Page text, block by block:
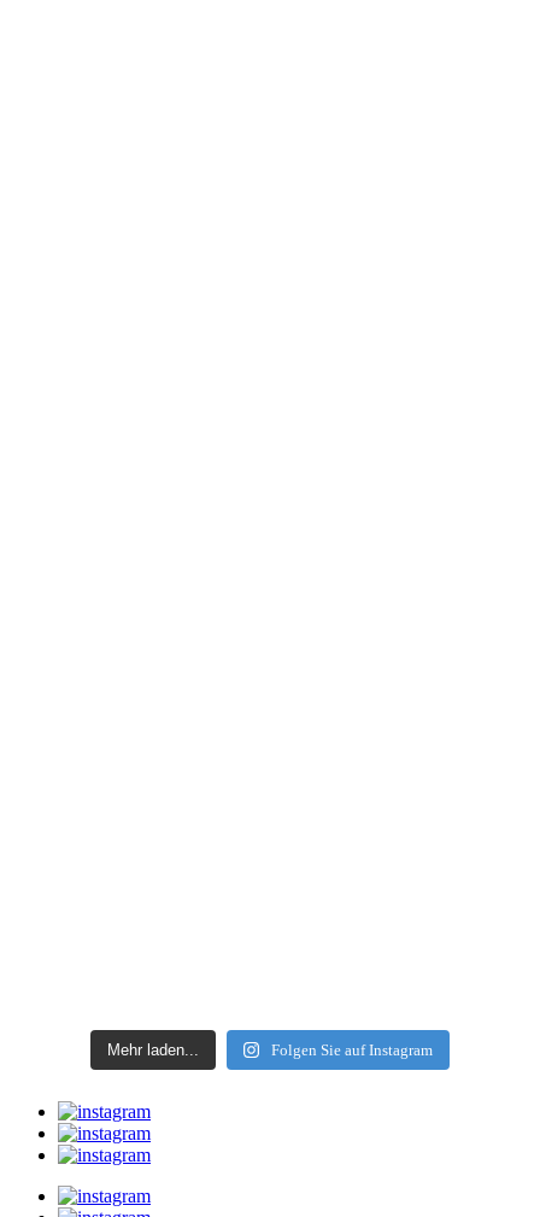
Mehr laden... Folgen Sie auf Instagram